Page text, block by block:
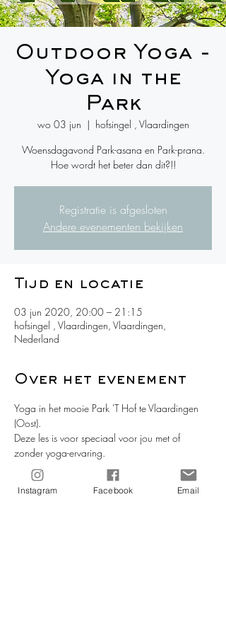
Outdoor Yoga -
Yoga in the
Park
wo 03 jun
  |
hofsingel , Vlaardingen
Woensdagavond Park-asana en Park-prana.
Hoe wordt het beter dan dit?!!
Registratie is afgesloten
Andere evenementen bekijken
Tijd en locatie
03 jun 2020, 20:00 – 21:15
hofsingel , Vlaardingen, Vlaardingen,
Nederland
Over het evenement
Yoga in het mooie Park 'T Hof te Vlaardingen
(Oost).
Deze les is voor speciaal voor jou met of
zonder yoga-ervaring.
We hebben lang genoeg binnen gezeten,
laten we naar buiten gaan om te bewegen,
te lachen, te stralen onder de mooie avondzon.
Instagram Facebook Email